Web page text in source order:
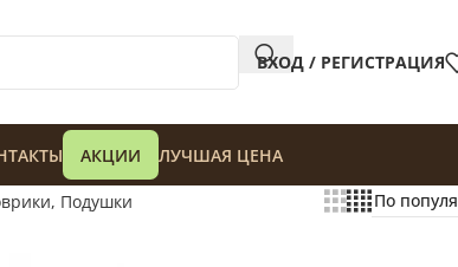
ВХОД / РЕГИСТРАЦИЯ
АКЦИИ ЛУЧШАЯ ЦЕНА
Подушки